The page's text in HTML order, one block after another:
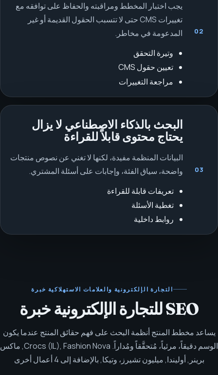
02
يجب اختبار المخطط ومراقبته والحفاظ على توافقه مع
تغييرات CMS حتى لا تتسبب الحقول القديمة أو غير
المدعومة في مخاطر.
وتيرة التحقق
تعيين حقول CMS
مراجعة التغييرات
03
البحث بالذكاء الاصطناعي لا يزال
يحتاج محتوى قابلاً للقراءة
البيانات المنظمة مفيدة، لكنها لا تغني عن نصوص منتجات
واضحة، سياق الفئة، وإجابات على أسئلة المشتري.
تعريفات قابلة للقراءة
تغطية الأسئلة
روابط داخلية
التجارة الإلكترونية والعلامات الاستهلاكية خبرة
SEO للتجارة الإلكترونية خبرة
يساعد مخطط المنتج أنظمة البحث على فهم حقائق المنتج عندما يكون
الوسم دقيقاً، مرئياً، مُتحقَّقاً ومُداراً.
Crocs (IL), Fashion Nova, ماكس
برينر, أوليندا, ميليون تشيرز، وتيكا, بالإضافة إلى 4 أعمال أخرى